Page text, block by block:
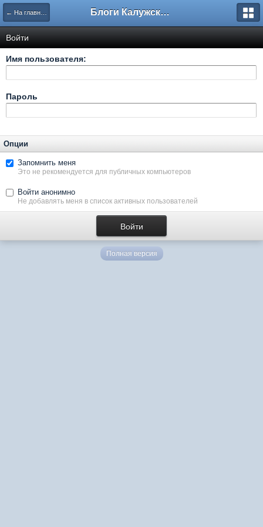
← На главную Блоги Калужского перекрестка
Войти
Имя пользователя:
Пароль
Опции
Запомнить меня
Это не рекомендуется для публичных компьютеров
Войти анонимно
Не добавлять меня в список активных пользователей
Полная версия